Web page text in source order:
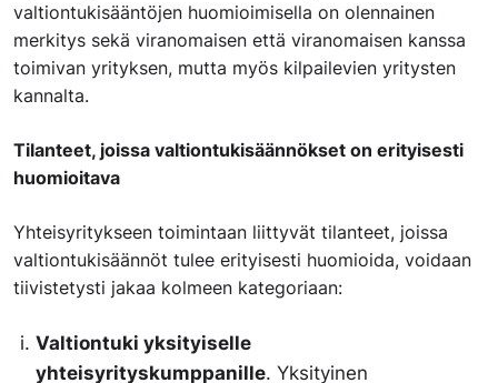
valtiontukisääntöjen huomioimisella on olennainen
merkitys sekä viranomaisen että viranomaisen kanssa
toimivan yrityksen, mutta myös kilpailevien yritysten
kannalta.
Tilanteet, joissa valtiontukisäännökset on erityisesti
huomioitava
Yhteisyritykseen toimintaan liittyvät tilanteet, joissa
valtiontukisäännöt tulee erityisesti huomioida, voidaan
tiivistetysti jakaa kolmeen kategoriaan:
Valtiontuki yksityiselle
yhteisyrityskumppanille. Yksityinen